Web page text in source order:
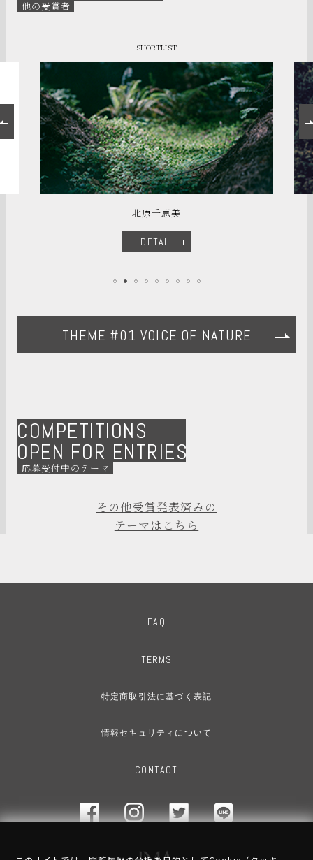
他の受賞者
SHORTLIST
北原千恵美
DETAIL
THEME #01 VOICE OF NATURE
COMPETITIONS
OPEN FOR ENTRIES
応募受付中のテーマ
その他受賞発表済みの
テーマはこちら
FAQ
TERMS
特定商取引法に基づく表記
情報セキュリティについて
CONTACT